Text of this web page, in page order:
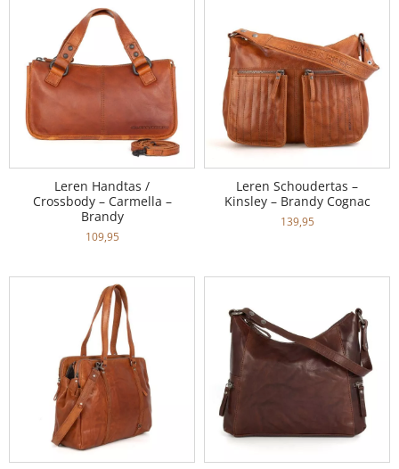
Leren Handtas /
Crossbody – Carmella –
Brandy
109,95
Leren Schoudertas –
Kinsley – Brandy Cognac
139,95